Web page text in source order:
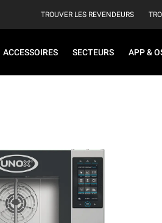
TROUVER LES REVENDEURS
ACCESSOIRES SECTEURS APP &